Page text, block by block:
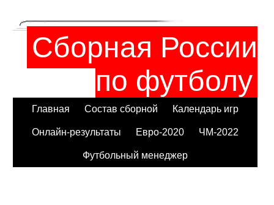
Сборная России
по футболу
Главная Состав сборной Календарь игр
Онлайн-результаты Евро-2020 ЧМ-2022
Футбольный менеджер